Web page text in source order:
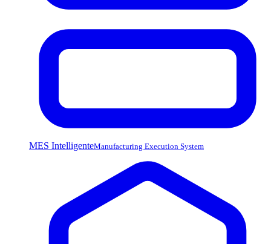
MES IntelligenteManufacturing Execution System